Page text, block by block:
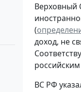
Верховный
(
доход, не
ВС РФ